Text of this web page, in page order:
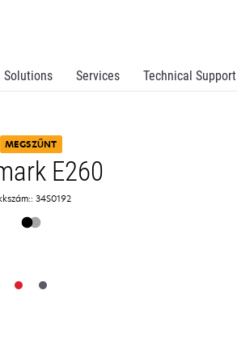
Solutions Services Technical Support
MEGSZŰNT
E260
34S0192